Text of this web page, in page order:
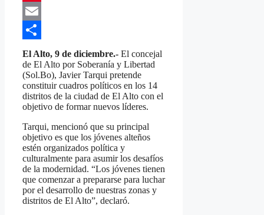
Pinterest
Email
Compartir
El Alto, 9 de diciembre.- El concejal
de El Alto por Soberanía y Libertad
(Sol.Bo), Javier Tarqui pretende
constituir cuadros políticos en los 14
distritos de la ciudad de El Alto con el
objetivo de formar nuevos líderes.
Tarqui, mencionó que su principal
objetivo es que los jóvenes alteños
estén organizados política y
culturalmente para asumir los desafíos
de la modernidad. “Los jóvenes tienen
que comenzar a prepararse para luchar
por el desarrollo de nuestras zonas y
distritos de El Alto”, declaró.